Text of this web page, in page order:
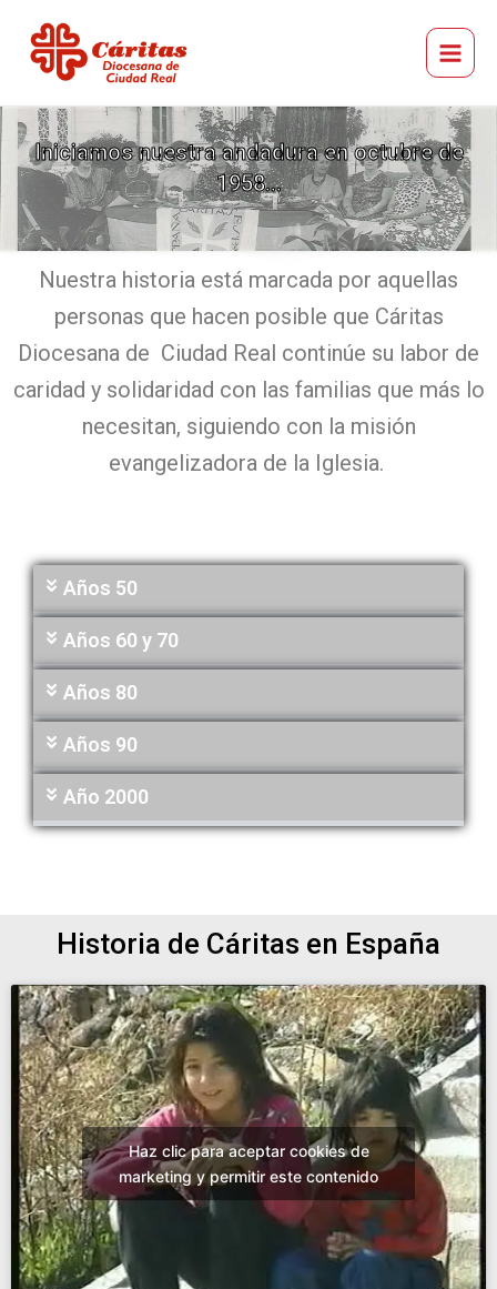
contenido
Menu
Iniciamos nuestra andadura en octubre de
1958...
Nuestra historia está marcada por aquellas
personas que hacen posible que Cáritas
Diocesana de Ciudad Real continúe su labor de
caridad y solidaridad con las familias que más lo
necesitan, siguiendo con la misión
evangelizadora de la Iglesia.
Años 50
Años 60 y 70
Años 80​
Años 90
Año 2000
Historia de Cáritas en España
Haz clic para aceptar cookies de
marketing y permitir este contenido